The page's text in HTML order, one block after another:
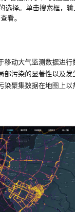
选择。单击搜索框，
看。
移动大气监测数据进
部污染的显著性以及
染聚集数据在地图上以